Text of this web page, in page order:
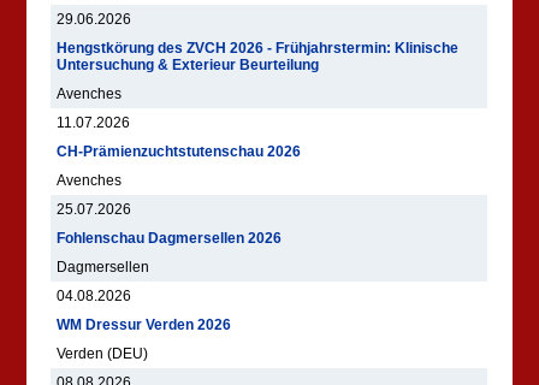
29.06.2026
Hengstkörung des ZVCH 2026 - Frühjahrstermin: Klinische
Untersuchung & Exterieur Beurteilung
Avenches
11.07.2026
CH-Prämienzuchtstutenschau 2026
Avenches
25.07.2026
Fohlenschau Dagmersellen 2026
Dagmersellen
04.08.2026
WM Dressur Verden 2026
Verden (DEU)